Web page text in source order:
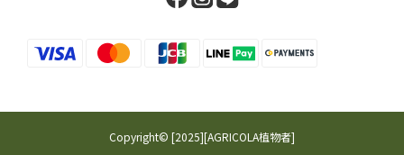
Copyright© [2025][AGRICOLA植物者]